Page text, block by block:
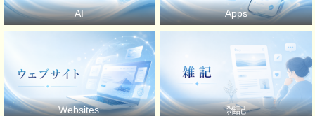
AI Apps
Websites 雑記